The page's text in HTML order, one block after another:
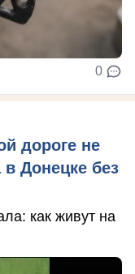
0
дороге не
Донецке без
как живут на